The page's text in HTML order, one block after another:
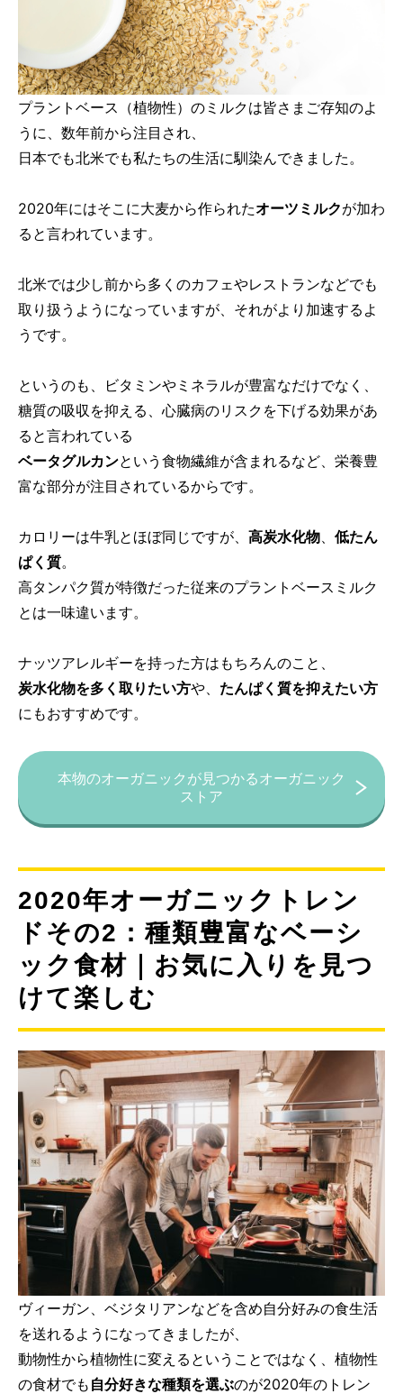
プラントベース（植物性）のミルクは皆さまご存知のよ
うに、数年前から注目され、
日本でも北米でも私たちの生活に馴染んできました。
2020年にはそこに大麦から作られたオーツミルクが加わ
ると言われています。
北米では少し前から多くのカフェやレストランなどでも
取り扱うようになっていますが、それがより加速するよ
うです。
というのも、ビタミンやミネラルが豊富なだけでなく、
糖質の吸収を抑える、心臓病のリスクを下げる効果があ
ると言われている
ベータグルカンという食物繊維が含まれるなど、栄養豊
富な部分が注目されているからです。
カロリーは牛乳とほぼ同じですが、 高炭水化物、 低たん
ぱく質。
高タンパク質が特徴だった従来のプラントベースミルク
とは一味違います。
ナッツアレルギーを持った方はもちろんのこと、
炭水化物を多く取りたい方や、 たんぱく質を抑えたい方
にもおすすめです。
本物のオーガニックが見つかるオーガニック
ストア
2020年オーガニックトレン
ドその2：種類豊富なベーシ
ック食材｜お気に入りを見つ
けて楽しむ
ヴィーガン、ベジタリアンなどを含め自分好みの食生活
を送れるようになってきましたが、
動物性から植物性に変えるということではなく、植物性
の食材でも 自分好きな種類を選ぶのが2020年のトレン